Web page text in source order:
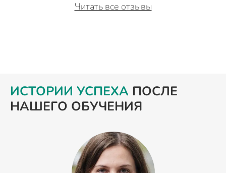
Читать все отзывы
ИСТОРИИ УСПЕХА ПОСЛЕ
НАШЕГО ОБУЧЕНИЯ